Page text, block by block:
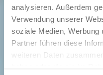
analysieren. Außerdem
Verwendung unserer
soziale Medien, Werbung
Partner führen diese
weiteren Daten